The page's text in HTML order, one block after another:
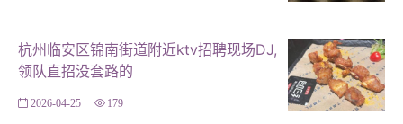
在30万元以内，通过巧妙的空间布局和色彩搭配，同样营
造出舒适且不失格调的娱乐氛围。 #### **如何高效控制
成本？** - **明确需求**：在开始前，明确所需家具的类
杭州临安区锦南街道附近ktv招聘现场DJ,
领队直招没套路的
2026-04-25 179